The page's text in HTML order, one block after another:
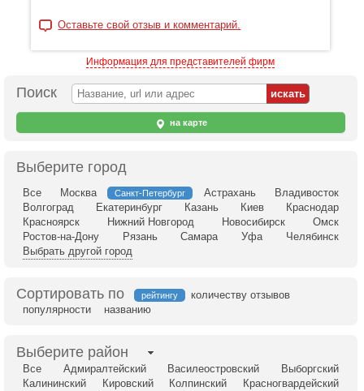
Оставьте свой отзыв и комментарий.
Информация для представителей фирм
Поиск
на карте
Выберите город
Все Москва Санкт-Петербург Астрахань
Владивосток
Волгоград
Екатеринбург Казань Киев
Краснодар
Красноярск
Нижний Новгород Новосибирск
Омск
Ростов-на-Дону
Рязань Самара Уфа
Челябинск
Выбрать другой город
Сортировать по рейтингу
количеству отзывов
популярности
названию
Выберите район
Все Адмиралтейский Василеостровский
Выборгский
Калининский
Кировский Колпинский
Красногвардейский